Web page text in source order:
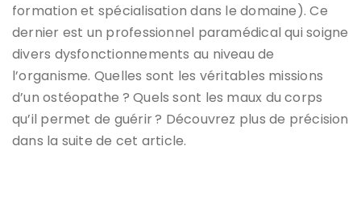
formation et spécialisation dans le domaine). Ce
dernier est un professionnel paramédical qui soigne
divers dysfonctionnements au niveau de
l’organisme. Quelles sont les véritables missions
d’un ostéopathe ? Quels sont les maux du corps
qu’il permet de guérir ? Découvrez plus de précision
dans la suite de cet article.